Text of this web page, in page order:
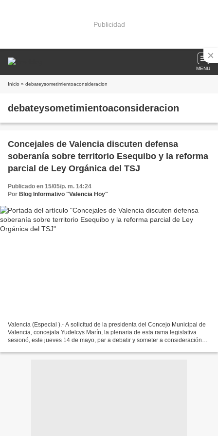
Publicidad
MENU
Inicio » debateysometimientoaconsideracion
debateysometimientoaconsideracion
Concejales de Valencia discuten defensa
soberanía sobre territorio Esequibo y la reforma
parcial de Ley Orgánica del TSJ
Publicado en 15/05/p. m. 14:24
Por Blog Informativo "Valencia Hoy"
Valencia (Especial ).- A solicitud de la presidenta del Concejo Municipal de
Valencia, concejala Yudelcys Marín, la plenaria de esta rama legislativa
sesionó, este jueves 14 de mayo, par a debatir y someter a consideración